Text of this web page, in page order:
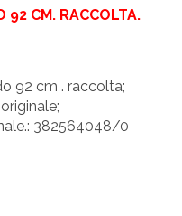
92 CM. RACCOLTA.
92 cm . raccolta;
382564048/0